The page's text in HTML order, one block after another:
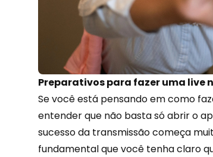
Preparativos para fazer uma live
Se você está pensando em como
entender que não basta só abrir o
sucesso da transmissão começa
fundamental que você tenha claro